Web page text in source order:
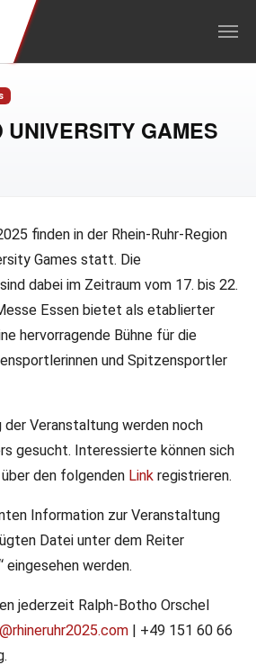
UNIVERSITY GAMES
finden in der Rhein-Ruhr-Region
Games statt. Die
dabei im Zeitraum vom 17. bis 22.
Essen bietet als etablierter
hervorragende Bühne für die
und Spitzensportler
der Veranstaltung werden noch
gesucht. Interessierte können sich
den folgenden Link registrieren.
Information zur Veranstaltung
Datei unter dem Reiter
eingesehen werden.
jederzeit Ralph-Botho Orschel
| +49 151 60 66